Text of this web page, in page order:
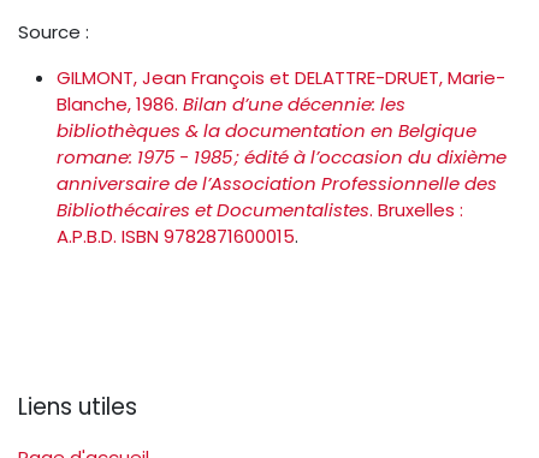
Source :
GILMONT, Jean François et DELATTRE-DRUET, Marie-
Blanche, 1986. Bilan d’une décennie: les
bibliothèques & la documentation en Belgique
romane: 1975 - 1985 ; édité à l’occasion du dixième
anniversaire de l’Association Professionnelle des
Bibliothécaires et Documentalistes. Bruxelles :
A.P.B.D. ISBN 9782871600015.
Liens utiles